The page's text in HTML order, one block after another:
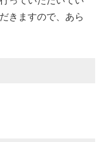
きますので、あら